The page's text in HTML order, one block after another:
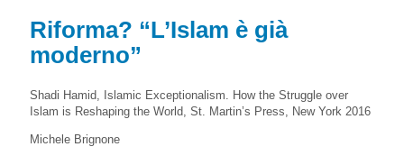
Riforma? “L’Islam è già
moderno”
Shadi Hamid, Islamic Exceptionalism. How the Struggle over
Islam is Reshaping the World, St. Martin’s Press, New York 2016
Michele Brignone